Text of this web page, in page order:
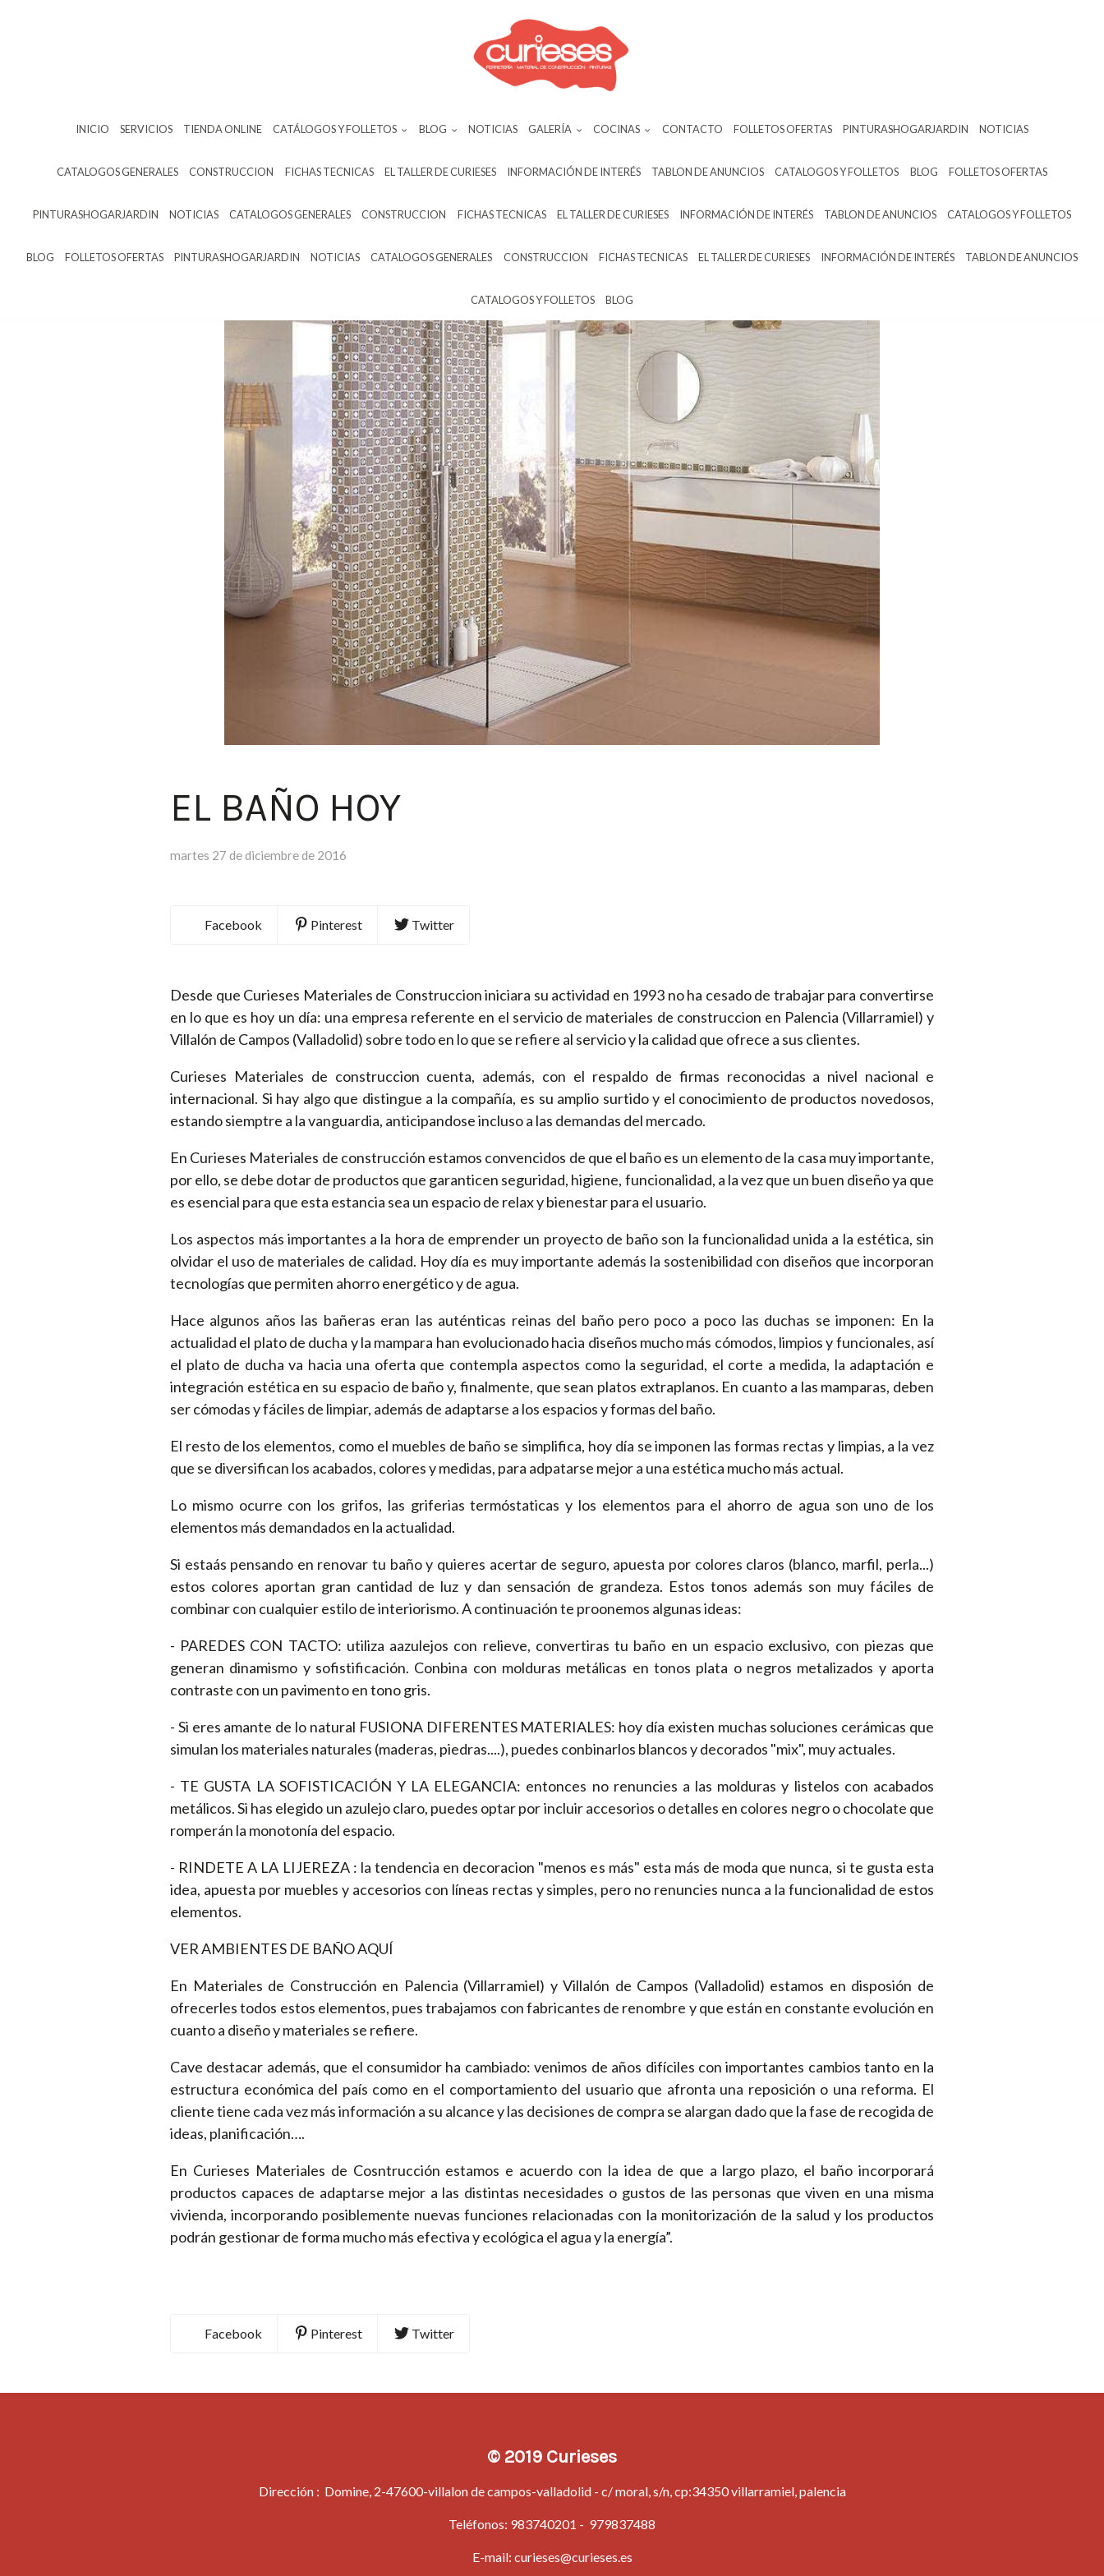
INICIO SERVICIOS TIENDA ONLINE CATÁLOGOS Y FOLLETOS BLOG NOTICIAS GALERÍA COCINAS CONTACTO FOLLETOS OFERTAS PINTURASHOGARJARDIN NOTICIAS
CATALOGOS GENERALES CONSTRUCCION FICHAS TECNICAS EL TALLER DE CURIESES INFORMACIÓN DE INTERÉS TABLON DE ANUNCIOS CATALOGOS Y FOLLETOS BLOG FOLLETOS OFERTAS
PINTURASHOGARJARDIN NOTICIAS CATALOGOS GENERALES CONSTRUCCION FICHAS TECNICAS EL TALLER DE CURIESES INFORMACIÓN DE INTERÉS TABLON DE ANUNCIOS CATALOGOS Y FOLLETOS
BLOG FOLLETOS OFERTAS PINTURASHOGARJARDIN NOTICIAS CATALOGOS GENERALES CONSTRUCCION FICHAS TECNICAS EL TALLER DE CURIESES INFORMACIÓN DE INTERÉS TABLON DE ANUNCIOS
CATALOGOS Y FOLLETOS BLOG
EL BAÑO HOY
martes 27 de diciembre de 2016
Facebook Pinterest Twitter
Desde que Curieses Materiales de Construccion iniciara su actividad en 1993 no ha cesado de trabajar para convertirse
en lo que es hoy un día: una empresa referente en el servicio de materiales de construccion en Palencia (Villarramiel) y
Villalón de Campos (Valladolid) sobre todo en lo que se refiere al servicio y la calidad que ofrece a sus clientes.
Curieses Materiales de construccion cuenta, además, con el respaldo de firmas reconocidas a nivel nacional e
internacional. Si hay algo que distingue a la compañía, es su amplio surtido y el conocimiento de productos novedosos,
estando siemptre a la vanguardia, anticipandose incluso a las demandas del mercado.
En Curieses Materiales de construcción estamos convencidos de que el baño es un elemento de la casa muy importante,
por ello, se debe dotar de productos que garanticen seguridad, higiene, funcionalidad, a la vez que un buen diseño ya que
es esencial para que esta estancia sea un espacio de relax y bienestar para el usuario.
Los aspectos más importantes a la hora de emprender un proyecto de baño son la funcionalidad unida a la estética, sin
olvidar el uso de materiales de calidad. Hoy día es muy importante además la sostenibilidad con diseños que incorporan
tecnologías que permiten ahorro energético y de agua.
Hace algunos años las bañeras eran las auténticas reinas del baño pero poco a poco las duchas se imponen: En la
actualidad el plato de ducha y la mampara han evolucionado hacia diseños mucho más cómodos, limpios y funcionales, así
el plato de ducha va hacia una oferta que contempla aspectos como la seguridad, el corte a medida, la adaptación e
integración estética en su espacio de baño y, finalmente, que sean platos extraplanos. En cuanto a las mamparas, deben
ser cómodas y fáciles de limpiar, además de adaptarse a los espacios y formas del baño.
El resto de los elementos, como el muebles de baño se simplifica, hoy día se imponen las formas rectas y limpias, a la vez
que se diversifican los acabados, colores y medidas, para adpatarse mejor a una estética mucho más actual.
Lo mismo ocurre con los grifos, las griferias termóstaticas y los elementos para el ahorro de agua son uno de los
elementos más demandados en la actualidad.
Si estaás pensando en renovar tu baño y quieres acertar de seguro, apuesta por colores claros (blanco, marfil, perla...)
estos colores aportan gran cantidad de luz y dan sensación de grandeza. Estos tonos además son muy fáciles de
combinar con cualquier estilo de interiorismo. A continuación te proonemos algunas ideas:
- PAREDES CON TACTO: utiliza aazulejos con relieve, convertiras tu baño en un espacio exclusivo, con piezas que
generan dinamismo y sofistificación. Conbina con molduras metálicas en tonos plata o negros metalizados y aporta
contraste con un pavimento en tono gris.
- Si eres amante de lo natural FUSIONA DIFERENTES MATERIALES: hoy día existen muchas soluciones cerámicas que
simulan los materiales naturales (maderas, piedras....), puedes conbinarlos blancos y decorados "mix", muy actuales.
- TE GUSTA LA SOFISTICACIÓN Y LA ELEGANCIA: entonces no renuncies a las molduras y listelos con acabados
metálicos. Si has elegido un azulejo claro, puedes optar por incluir accesorios o detalles en colores negro o chocolate que
romperán la monotonía del espacio.
- RINDETE A LA LIJEREZA : la tendencia en decoracion "menos es más" esta más de moda que nunca, si te gusta esta
idea, apuesta por muebles y accesorios con líneas rectas y simples, pero no renuncies nunca a la funcionalidad de estos
elementos.
VER AMBIENTES DE BAÑO AQUÍ
En Materiales de Construcción en Palencia (Villarramiel) y Villalón de Campos (Valladolid) estamos en disposión de
ofrecerles todos estos elementos, pues trabajamos con fabricantes de renombre y que están en constante evolución en
cuanto a diseño y materiales se refiere.
Cave destacar además, que el consumidor ha cambiado: venimos de años difíciles con importantes cambios tanto en la
estructura económica del país como en el comportamiento del usuario que afronta una reposición o una reforma. El
cliente tiene cada vez más información a su alcance y las decisiones de compra se alargan dado que la fase de recogida de
ideas, planificación….
En Curieses Materiales de Cosntrucción estamos e acuerdo con la idea de que a largo plazo, el baño incorporará
productos capaces de adaptarse mejor a las distintas necesidades o gustos de las personas que viven en una misma
vivienda, incorporando posiblemente nuevas funciones relacionadas con la monitorización de la salud y los productos
podrán gestionar de forma mucho más efectiva y ecológica el agua y la energía”.
Facebook Pinterest Twitter
© 2019 Curieses
Dirección : Domine, 2-47600-villalon de campos-valladolid - c/ moral, s/n, cp:34350 villarramiel, palencia
Teléfonos: 983740201 - 979837488
E-mail: curieses@curieses.es